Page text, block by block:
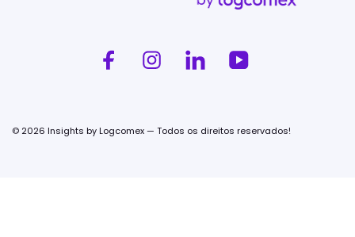
© 2026 Insights by Logcomex — Todos os direitos reservados!